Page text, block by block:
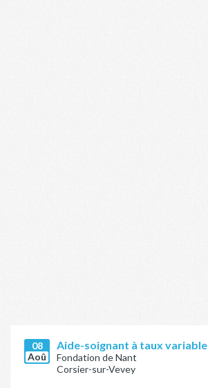
08
Aoû
Aide-soignant à taux variable
Fondation de Nant
Corsier-sur-Vevey